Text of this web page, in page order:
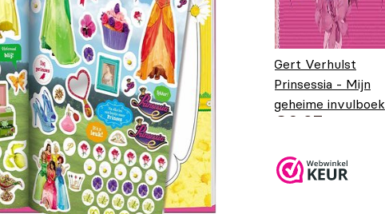
Gert Verhulst
Prinsessia - Mijn
geheime invulboek
€ 6,95